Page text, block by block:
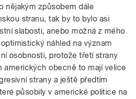
nějakým způsobem dále
stranu, tak by to bylo asi
slabosti, anebo možná z mého
náhled na význam
osobnosti, protože třetí strany
amerických obecně to mají velice
strany a ještě předtím
působily v americké politice na